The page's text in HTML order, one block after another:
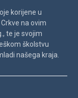
korijene u
na ovim
te je svojim
školstvu
našega kraja.